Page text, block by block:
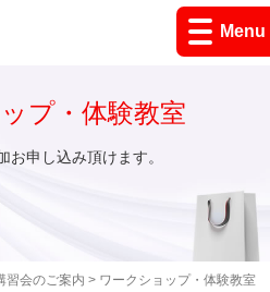
Menu
習会のご案内 > ワークショップ・体験教室
プ・体験教室
お申し込み頂けます。